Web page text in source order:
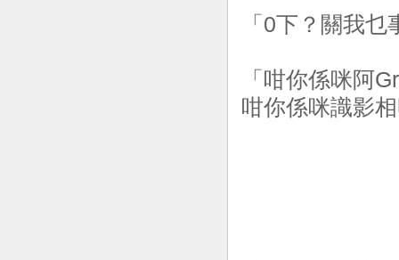
「0下？關我乜
「咁你係咪阿
咁你係咪識影